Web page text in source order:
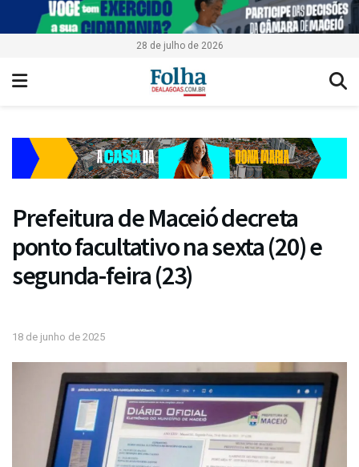
28 de julho de 2026
Prefeitura de Maceió decreta
ponto facultativo na sexta (20) e
segunda-feira (23)
18 de junho de 2025